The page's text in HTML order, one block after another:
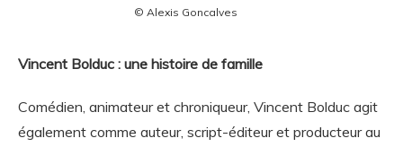
© Alexis Goncalves
Vincent Bolduc : une histoire de famille
Comédien, animateur et chroniqueur, Vincent Bolduc agit
également comme auteur, script-éditeur et producteur au